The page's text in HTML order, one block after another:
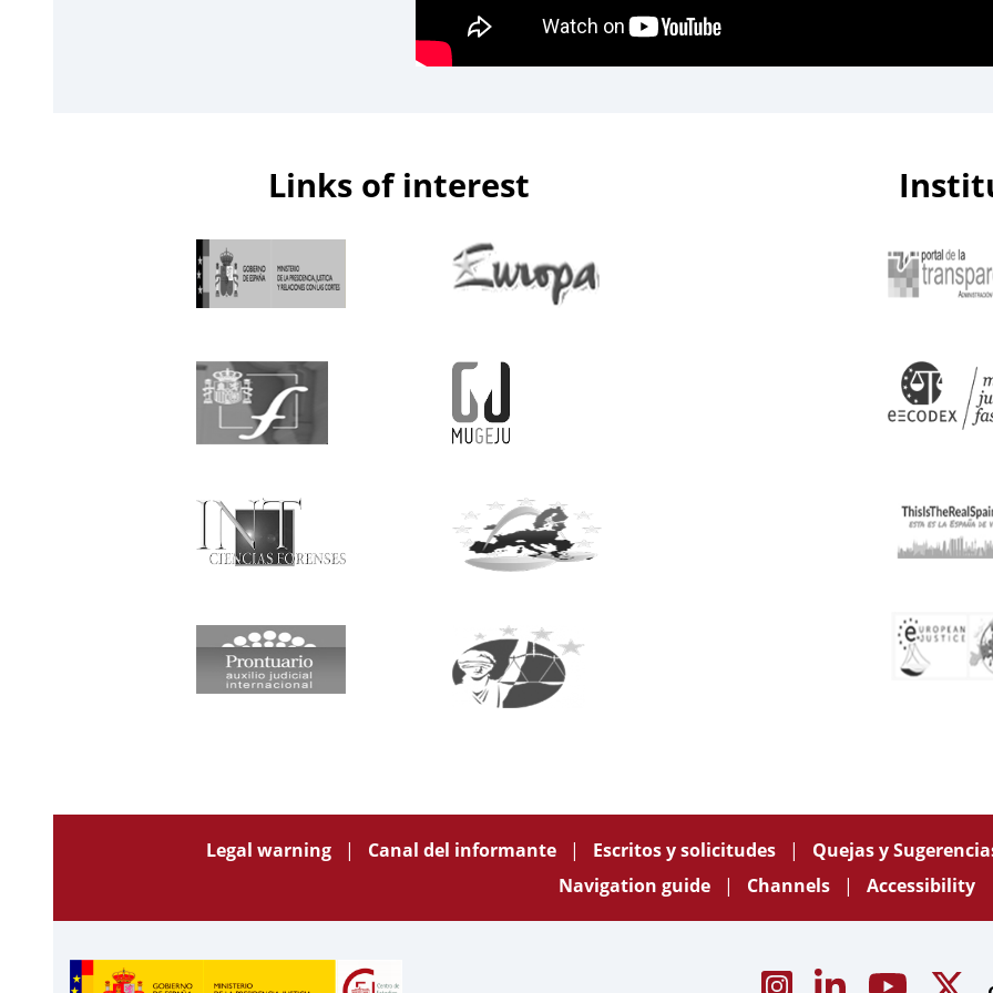
Links of interest
Legal warning Canal del informante Escritos y solicitudes Quejas y
Navigation guide
Channels Accessibility